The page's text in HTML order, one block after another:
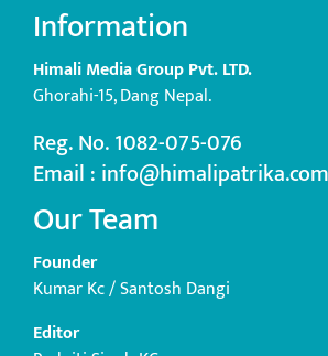
Information
Himali Media Group Pvt. LTD.
Ghorahi-15, Dang Nepal.
Reg. No. 1082-075-076
Email : info@himalipatrika.com
Our Team
Founder
Kumar Kc / Santosh Dangi
Editor